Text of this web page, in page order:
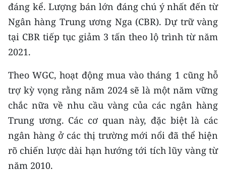
Duyên hải Nam Trung Bộ và Tây
Nguyên
Đông Nam Bộ
Đồng bằng sông Cửu Long
Chuyên trang Hà Nội
Chuyên trang TP. Hồ Chí Minh
CHUYÊN ĐỀ
CÁC CHUYÊN TRANG
đáng kể. Lượng bán lớn đáng chú ý nhất đến từ
Ngân hàng Trung ương Nga (CBR). Dự trữ vàng
tại CBR tiếp tục giảm 3 tấn theo lộ trình từ năm
2021.
Theo WGC, hoạt động mua vào tháng 1 cũng hỗ
trợ kỳ vọng rằng năm 2024 sẽ là một năm vững
chắc nữa về nhu cầu vàng của các ngân hàng
Trung ương. Các cơ quan này, đặc biệt là các
ngân hàng ở các thị trường mới nổi đã thể hiện
rõ chiến lược dài hạn hướng tới tích lũy vàng từ
năm 2010.